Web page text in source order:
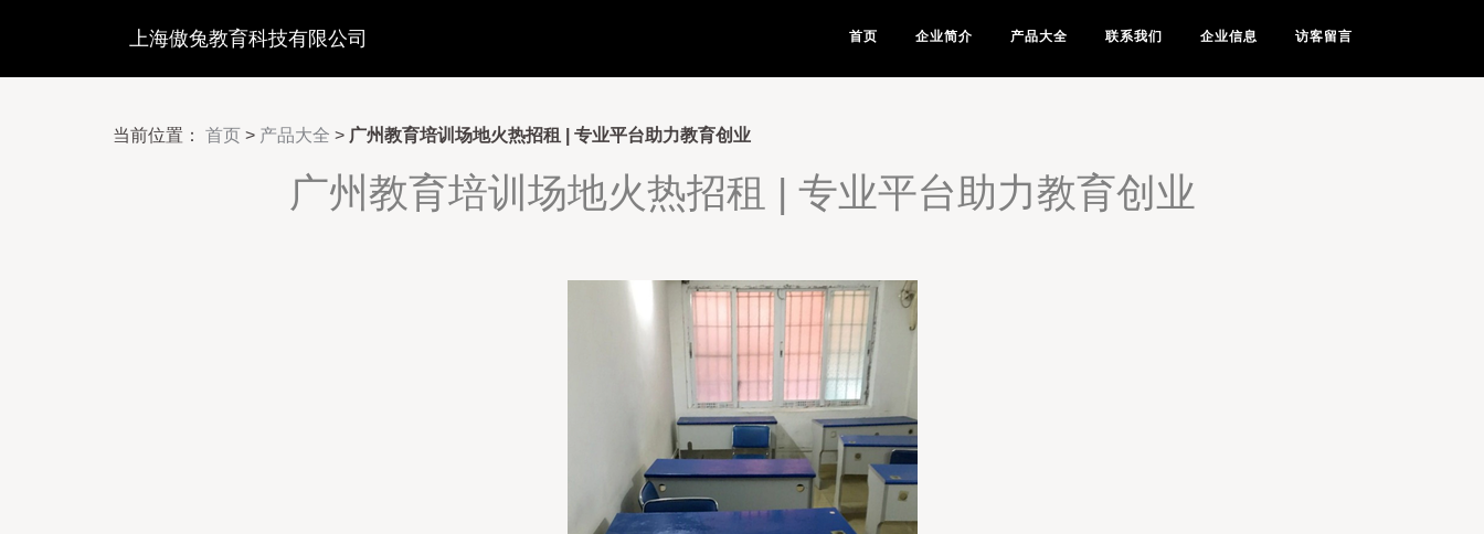
上海傲兔教育科技有限公司 首页 企业简介 产品大全 联系我们 企业信息 访客留言
当前位置： 首页 > 产品大全 > 广州教育培训场地火热招租 | 专业平台助力教育创业
广州教育培训场地火热招租 | 专业平台助力教育创业